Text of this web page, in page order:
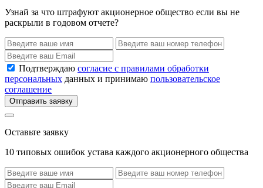
Узнай за что штрафуют акционерное общество если вы не
раскрыли в годовом отчете?
Подтверждаю согласие с правилами обработки
персональных данных и принимаю пользовательское
соглашение
Отправить заявку
Оставьте заявку
10 типовых ошибок устава каждого акционерного общества